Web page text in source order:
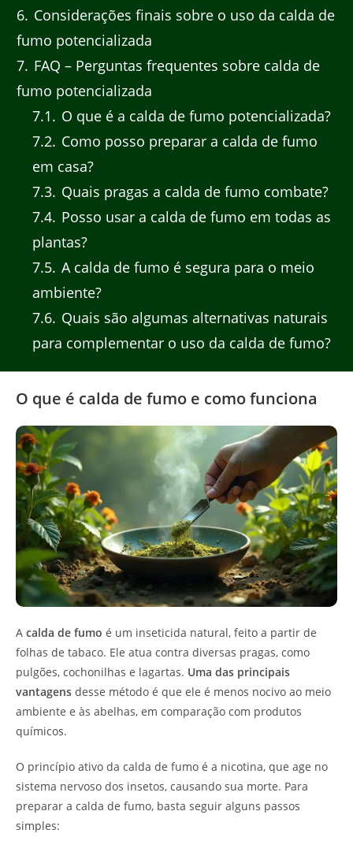
6 Considerações finais sobre o uso da calda de
fumo potencializada
7 FAQ – Perguntas frequentes sobre calda de
fumo potencializada
7.1
O que é a calda de fumo potencializada?
7.2 Como posso preparar a calda de fumo
em casa?
7.3 Quais pragas a calda de fumo combate?
7.4 Posso usar a calda de fumo em todas as
plantas?
7.5 A calda de fumo é segura para o meio
ambiente?
7.6 Quais são algumas alternativas naturais
para complementar o uso da calda de fumo?
O que é calda de fumo e como funciona
A calda de fumo é um inseticida natural, feito a partir de
folhas de tabaco. Ele atua contra diversas pragas, como
pulgões, cochonilhas e lagartas. Uma das principais
vantagens desse método é que ele é menos nocivo ao meio
ambiente e às abelhas, em comparação com produtos
químicos.
O princípio ativo da calda de fumo é a nicotina, que age no
sistema nervoso dos insetos, causando sua morte. Para
preparar a calda de fumo, basta seguir alguns passos
simples: